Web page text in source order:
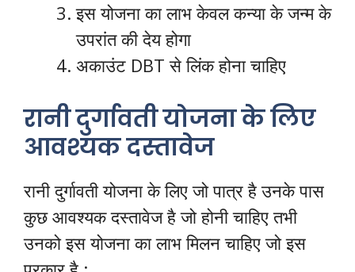
इस योजना का लाभ केवल कन्या के जन्म के
उपरांत की देय होगा
अकाउंट DBT से लिंक होना चाहिए
रानी दुर्गावती योजना के लिए
आवश्यक दस्तावेज
रानी दुर्गावती योजना के लिए जो पात्र है उनके पास
कुछ आवश्यक दस्तावेज है जो होनी चाहिए तभी
उनको इस योजना का लाभ मिलन चाहिए जो इस